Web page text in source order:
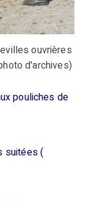
ouvrières
d'archives)
pouliches de
suitées (